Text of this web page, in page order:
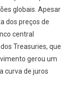
globais. Apesar
dos preços de
central
Treasuries, que
gerou um
curva de juros